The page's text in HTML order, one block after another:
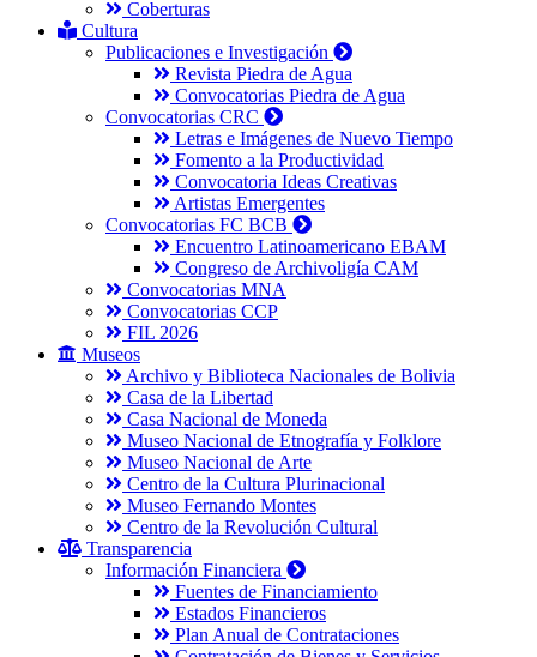
Coberturas
Cultura
Publicaciones e Investigación
Revista Piedra de Agua
Convocatorias Piedra de Agua
Convocatorias CRC
Letras e Imágenes de Nuevo Tiempo
Fomento a la Productividad
Convocatoria Ideas Creativas
Artistas Emergentes
Convocatorias FC BCB
Encuentro Latinoamericano EBAM
Congreso de Archivoligía CAM
Convocatorias MNA
Convocatorias CCP
FIL 2026
Museos
Archivo y Biblioteca Nacionales de Bolivia
Casa de la Libertad
Casa Nacional de Moneda
Museo Nacional de Etnografía y Folklore
Museo Nacional de Arte
Centro de la Cultura Plurinacional
Museo Fernando Montes
Centro de la Revolución Cultural
Transparencia
Información Financiera
Fuentes de Financiamiento
Estados Financieros
Plan Anual de Contrataciones